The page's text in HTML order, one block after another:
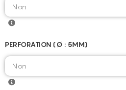
PERFORATION (Ø : 5MM)